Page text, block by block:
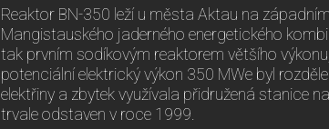
Reaktor BN-350 leží u města Aktau na
Mangistauského jaderného energetického
tak prvním sodíkovým reaktorem většího
potenciální elektrický výkon 350 MWe byl
elektřiny a zbytek využívala přidružená stanice
trvale odstaven v roce 1999.